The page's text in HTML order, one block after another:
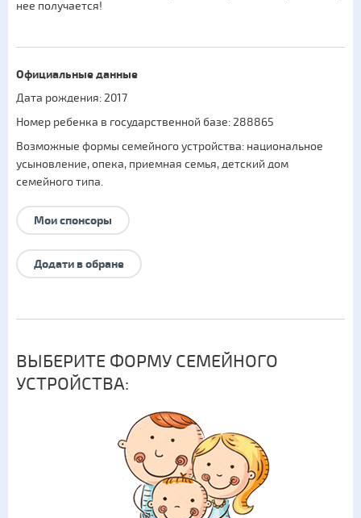
нее получается!
Официальные данные
Дата рождения: 2017
Номер ребенка в государственной базе: 288865
Возможные формы семейного устройства: национальное
усыновление,опека, приемная семья,детский дом
семейного типа.
Мои спонсоры
Додати в обране
ВЫБЕРИТЕ ФОРМУ СЕМЕЙНОГО
УСТРОЙСТВА: